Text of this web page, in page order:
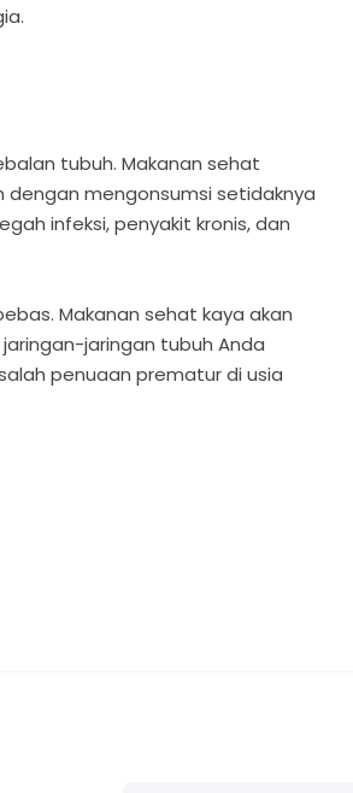
tubuh. Makanan sehat
mengonsumsi setidaknya
infeksi, penyakit kronis, dan
Makanan sehat kaya akan
jaringan tubuh Anda
penuaan prematur di usia